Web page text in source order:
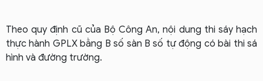
Theo quy định cũ của Bộ Công An, nội dung thi sáy hạch
thực hành GPLX bằng B số sàn B số tự động có bài thi sá
hình và đường trường.